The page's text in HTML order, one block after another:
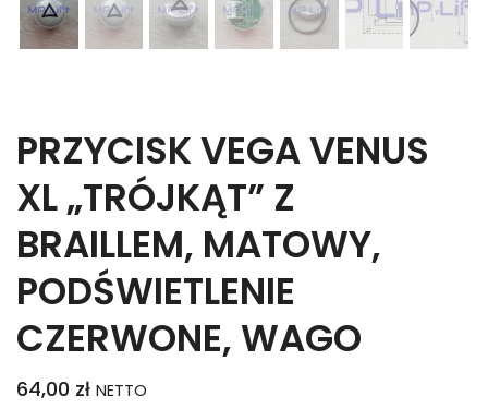
PRZYCISK VEGA VENUS
XL „TRÓJKĄT” Z
BRAILLEM, MATOWY,
PODŚWIETLENIE
CZERWONE, WAGO
64,00 zł NETTO